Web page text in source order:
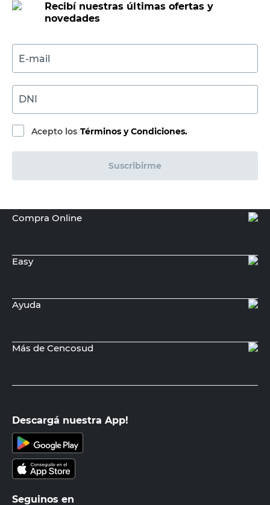
Recibí nuestras últimas ofertas y
novedades
E-mail
DNI
Acepto los Términos y Condiciones.
Suscribirme
Compra Online
Easy
Ayuda
Más de Cencosud
Descargá nuestra App!
Seguinos en